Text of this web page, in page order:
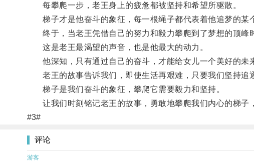
每攀爬一步，老王身上的疲惫都被坚持和希望所驱散。
梯子才是他奋斗的象征，每一根绳子都代表着他追梦的某
终于，当老王凭借自己的努力和毅力攀爬到了梦想的顶峰
这是老王最渴望的声音，也是他最大的动力。
他深知，只有通过自己的奋斗，才能给女儿一个美好的未
老王的故事告诉我们，即使生活再艰难，只要我们坚持追
梯子是我们奋斗的象征，攀爬它需要毅力和坚持。
让我们时刻铭记老王的故事，勇敢地攀爬我们内心的梯子
#3#
评论
游客